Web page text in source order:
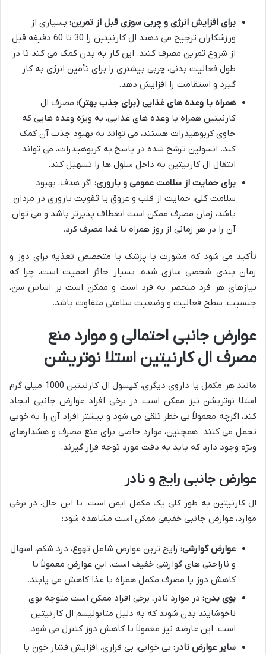
برای افزایش انرژی و چربی سوزی قبل از تمرین: بسیاری از
ورزشکاران ترجیح می دهند ال کارنیتین را 30 تا 60 دقیقه قبل
از شروع تمرین مصرف کنند. این کار به بدن کمک می کند تا در
طول فعالیت بدنی، چربی بیشتری را برای تأمین انرژی به کار
گیرد و استقامت را افزایش دهد.
همراه با وعده های غذایی (برای جذب بهتر): مصرف ال
کارنیتین همراه با وعده های غذایی، به ویژه وعده هایی که
حاوی کربوهیدرات هستند، می تواند به بهبود جذب آن کمک
کند. انسولین ترشح شده در پاسخ به کربوهیدرات، می تواند
انتقال ال کارنیتین به داخل سلول ها را تسهیل کند.
برای حمایت از سلامت عمومی و باروری: اگر هدف، بهبود
سلامت کلی، حمایت از قلب و عروق یا تقویت باروری در مردان
باشد، زمان مصرف ممکن است انعطاف پذیرتر باشد و می توان
آن را در هر زمانی از روز همراه با غذا مصرف کرد.
تأکید می شود که مشورت با پزشک یا متخصص تغذیه برای دوز و
زمان بندی شخصی سازی شده، بسیار حائز اهمیت است، چرا که
نیازهای هر فرد منحصر به فرد است و ممکن است بر اساس سن،
جنسیت، سطح فعالیت و وضعیت سلامتی متفاوت باشد.
عوارض جانبی احتمالی و موارد منع
مصرف ال کارنیتین استلا نوتریشن
مانند هر مکمل یا داروی دیگری، کپسول ال کارنیتین 1000 میلی گرم
استلا نوتریشن نیز ممکن است در برخی افراد عوارض جانبی ایجاد
کند، اگرچه معمولاً بی خطر تلقی می شود و بیشتر افراد آن را به خوبی
تحمل می کنند. همچنین، موارد خاصی برای منع مصرف و هشدارهای
ویژه وجود دارد که باید به دقت مورد توجه قرار گیرند.
عوارض جانبی رایج و نادر
ال کارنیتین به طور کلی یک مکمل ایمن است. با این حال، در برخی
موارد، عوارض جانبی خفیفی ممکن است مشاهده شود:
عوارض گوارشی: رایج ترین عوارض شامل تهوع، درد شکم، اسهال
و ناراحتی های گوارشی خفیف است. این عوارض معمولاً با
کاهش دوز یا مصرف مکمل همراه با غذا کاهش می یابند.
بوی بدن: در موارد نادر، برخی افراد ممکن است متوجه بوی
ناخوشایند بدن شوند که به دلیل متابولیسم ال کارنیتین
است. این عارضه نیز معمولاً با کاهش دوز کنترل می شود.
سایر عوارض نادر: بی خوابی، بی قراری، افزایش فشار خون یا